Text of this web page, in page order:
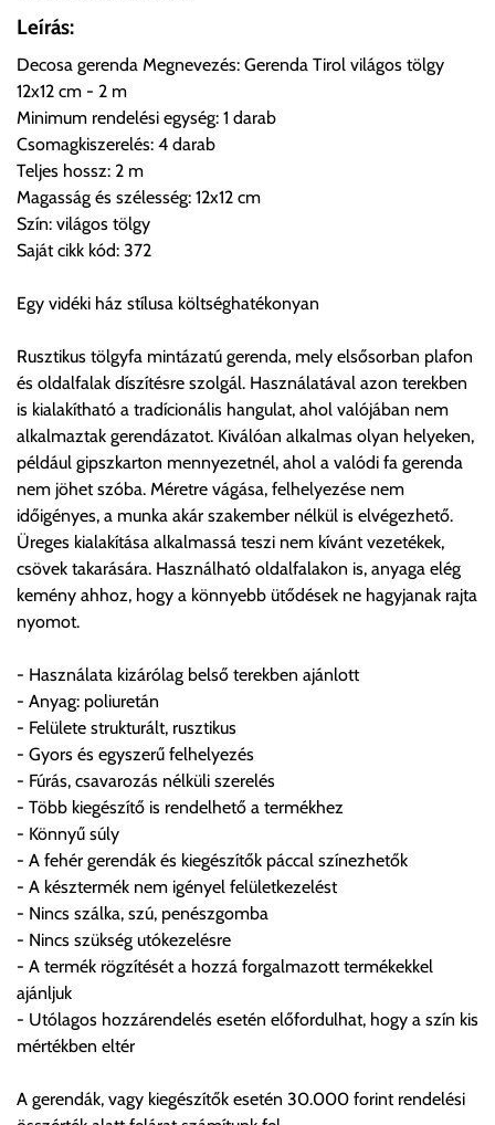
Önnek lehetősége van rendelését a beérkezést követően
ingyenesen átvenni Budapesti Cégcsoportunk Stúdiójában
előre egyeztetett időpontban.
Cím:1133 Budapest, Váci út 100.
Szállítási díjak:
Az oldalunkon rendelés esetén, amennyiben szállítást is kér,
úgy esetenként több lehetőséget ajánl fel a program. Kérjük, a
költséget válassza ki.
automatikusan nem ajánl fel szállítási költséget, úgy válassza
a 0.- forintos szállítást, kollégáink megvizsgálják a vásárolt
termék adatait, majd visszaigazolják a szállítás költségét.
Ingyenes szállítási lehetőség nincs!
Egyes termékek súlyát a program nem ismeri, rendelés esetén
a központ igazolja vissza. Amennyiben a költséget az Ön által
gondoltnál magasabb értékben igazoljuk vissza, úgy a
visszaigazolástól számított 24 órán belül a terméket
lemondhatja, vagy kérheti a személyes átvételre való
módosítását.
FIGYELEM!!
KERÁMIA TERMÉKEK SZÁLLÍTATÁSA NEM, VAGY CSAK
A MEGRENDELŐ KIFEJEZETT KÉRÉSÉRE ÉS
FELELŐSSÉGÉRE LEHETSÉGES!!
Egyéb leírások:
Budapesti szállítások:
1, Budapestre kért szállítás esetén az általános szállítás
helyett időre történő extra szállítás kérése is lehetséges
egyedi áron. A szállítás megbeszélt időablakban lehetőség
szerint 1 órás intervallumon belüli pontos időpont
megjelöléssel kérhető munkanapokon 09.00 - 15.00 között.
A költséget a megrendeléskor rendelt termék/termékek,
valamint az ott megadott szállítási cím alapján a központ
Leírás:
Decosa gerenda Megnevezés: Gerenda Tirol világos tölgy
12x12 cm - 2 m
Minimum rendelési egység: 1 darab
Csomagkiszerelés: 4 darab
Teljes hossz: 2 m
Magasság és szélesség: 12x12 cm
Szín: világos tölgy
Saját cikk kód: 372
Egy vidéki ház stílusa költséghatékonyan
Rusztikus tölgyfa mintázatú gerenda, mely elsősorban plafon
és oldalfalak díszítésre szolgál. Használatával azon terekben
is kialakítható a tradícionális hangulat, ahol valójában nem
alkalmaztak gerendázatot. Kiválóan alkalmas olyan helyeken,
például gipszkarton mennyezetnél, ahol a valódi fa gerenda
nem jöhet szóba. Méretre vágása, felhelyezése nem
időigényes, a munka akár szakember nélkül is elvégezhető.
Üreges kialakítása alkalmassá teszi nem kívánt vezetékek,
csövek takarására. Használható oldalfalakon is, anyaga elég
kemény ahhoz, hogy a könnyebb ütődések ne hagyjanak rajta
nyomot.
- Használata kizárólag belső terekben ajánlott
- Anyag: poliuretán
- Felülete strukturált, rusztikus
- Gyors és egyszerű felhelyezés
- Fúrás, csavarozás nélküli szerelés
- Több kiegészítő is rendelhető a termékhez
- Könnyű súly
- A fehér gerendák és kiegészítők páccal színezhetők
- A késztermék nem igényel felületkezelést
- Nincs szálka, szú, penészgomba
- Nincs szükség utókezelésre
- A termék rögzítését a hozzá forgalmazott termékekkel
ajánljuk
- Utólagos hozzárendelés esetén előfordulhat, hogy a szín kis
mértékben eltér
A gerendák, vagy kiegészítők esetén 30.000 forint rendelési